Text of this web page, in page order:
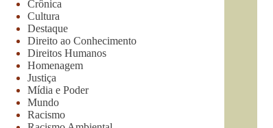
Crônica
Cultura
Destaque
Direito ao Conhecimento
Direitos Humanos
Homenagem
Justiça
Mídia e Poder
Mundo
Racismo